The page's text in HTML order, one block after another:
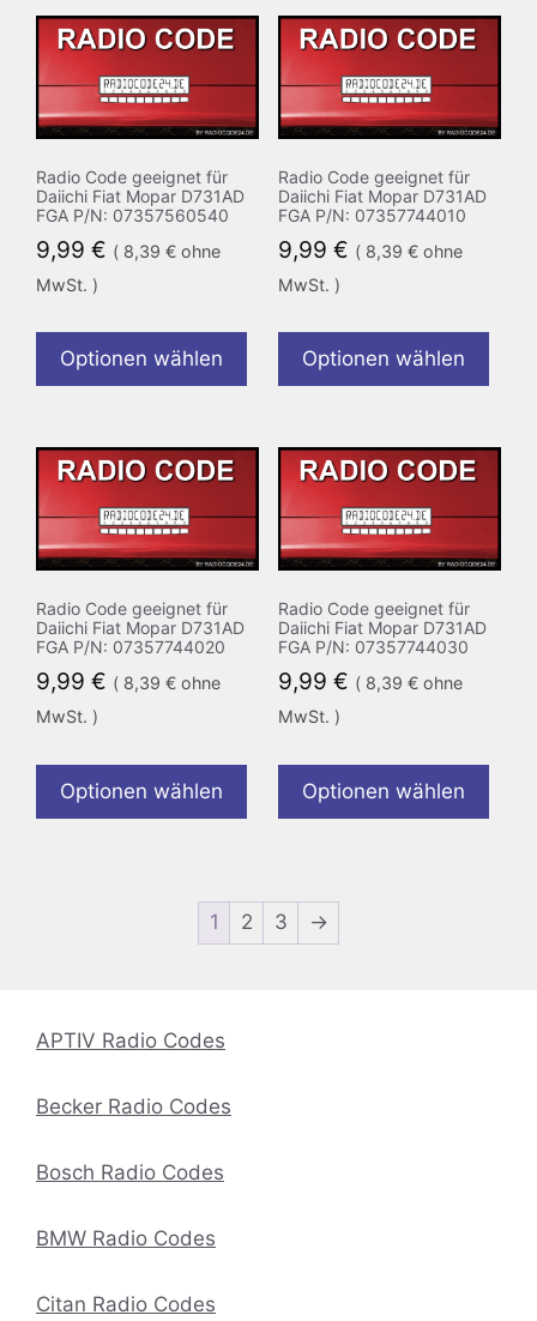
Radio Code geeignet für
Daiichi Fiat Mopar D731AD
FGA P/N: 07357560540
9,99 € ( 8,39 € ohne
MwSt. )
Optionen wählen
Radio Code geeignet für
Daiichi Fiat Mopar D731AD
FGA P/N: 07357744010
9,99 € ( 8,39 €ohne
MwSt. )
Optionen wählen
Radio Code geeignet für
Daiichi Fiat Mopar D731AD
FGA P/N: 07357744020
9,99 € ( 8,39 € ohne
MwSt. )
Optionen wählen
Radio Code geeignet für
Daiichi Fiat Mopar D731AD
FGA P/N: 07357744030
9,99 € ( 8,39 €ohne
MwSt. )
Optionen wählen
1 2 3 →
APTIV Radio Codes
Becker Radio Codes
Bosch Radio Codes
BMW Radio Codes
Citan Radio Codes